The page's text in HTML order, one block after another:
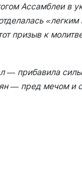
Ассамблеи в
призыв к
— прибавила
— пред мечом и